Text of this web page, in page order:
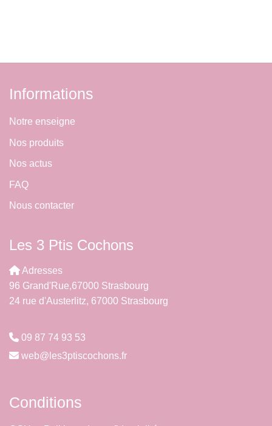
Informations
Notre enseigne
Nos produits
Nos actus
FAQ
Nous contacter
Les 3 Ptis Cochons
Adresses
96 Grand'Rue,67000 Strasbourg
24 rue d'Austerlitz, 67000 Strasbourg
09 87 74 93 53
web@les3ptiscochons.fr
Conditions